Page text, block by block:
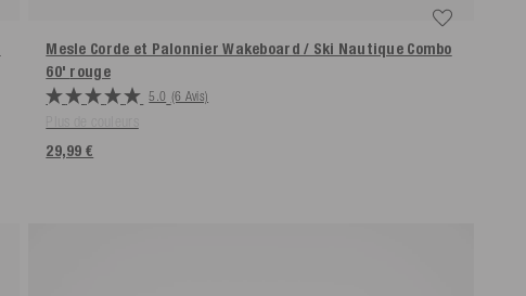
Mesle Corde et Palonnier Wakeboard / Ski Nautique Combo
60' rouge
5.0 (6 Avis)
29,99 €